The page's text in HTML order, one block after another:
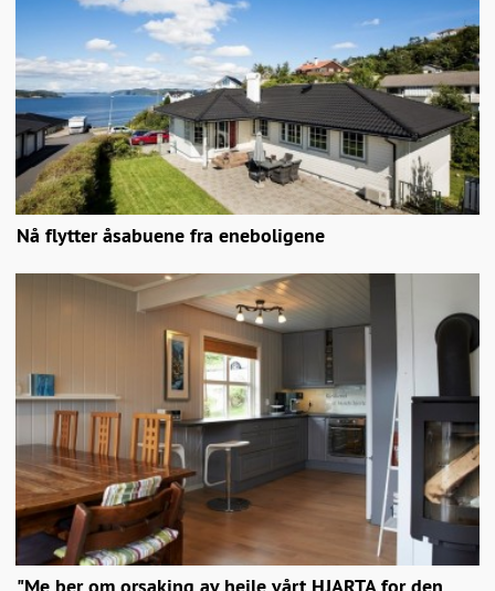
Nå flytter åsabuene fra eneboligene
"Me ber om orsaking av heile vårt HJARTA for den